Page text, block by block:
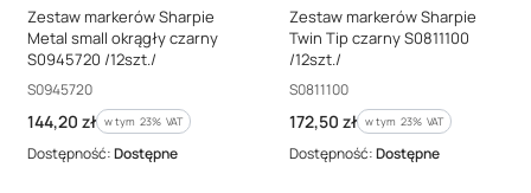
Zestaw markerów Sharpie
Metal small okrągły czarny
S0945720 /12szt./
Kod producenta
S0945720
Cena brutto
144,20 zł w tym %s VAT
w tym 23% VAT
Dostępność:Dostępne
Zestaw markerów Sharpie
Twin Tip czarny S0811100
/12szt./
Kod producenta
S0811100
Cena brutto
172,50 zł w tym %s VAT
w tym 23% VAT
Dostępność:Dostępne